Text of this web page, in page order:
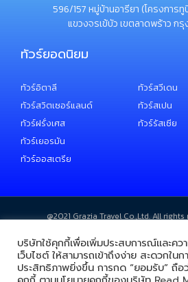
596/157 หมู่บ้านอารียา (โครงการทู
แขวงจรเข้บัว เขตลาดพร้าว ก
ทัวร์ยอดนิยม
ทัวร์อิตาลี
ทัวร์สวิตเซอร์แลนด์
ทัวร์ฝรั่งเศส
ทัวร์เยอรมัน
ทัวร์ออสเตรีย
ทัวร์สวีเดน
ทัวร์สเปน
ทัวร์รัสเซีย
@2021 ​Grazia Travel Co.,Ltd. All
บริษัทใช้คุกกี้เพื่อเพิ่มประสบการณ์และคว
เว็บไซต์ ให้สามารถเข้าถึงง่าย สะดวกในก
ประสิทธิภาพยิ่งขึ้น การกด “ยอมรับ” ถือ